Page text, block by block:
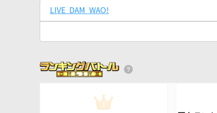
LIVE DAM WAO!
1